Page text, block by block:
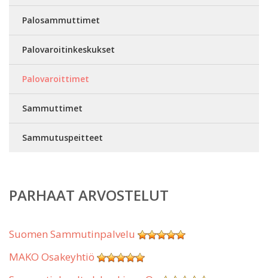
Palosammuttimet
Palovaroitinkeskukset
Palovaroittimet
Sammuttimet
Sammutuspeitteet
PARHAAT ARVOSTELUT
Suomen Sammutinpalvelu
MAKO Osakeyhtiö